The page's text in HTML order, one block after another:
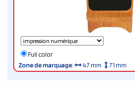
Full color
Zone de marquage: 47 mm 71 mm